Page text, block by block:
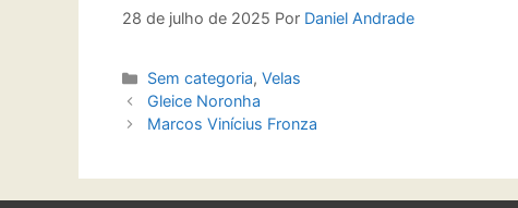
28 de julho de 2025 Por Daniel Andrade
Sem categoria,Velas
Gleice Noronha
Marcos Vinícius Fronza